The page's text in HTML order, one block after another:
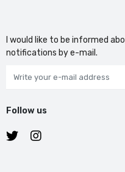
I would like to be informed
notifications by e-mail.
Follow us